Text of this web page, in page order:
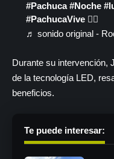
#Pachuca #Noche
#PachucaVive✌🏻
♬ sonido original -
Durante su intervención,
de la tecnología LED,
beneficios.
Te puede interesar: